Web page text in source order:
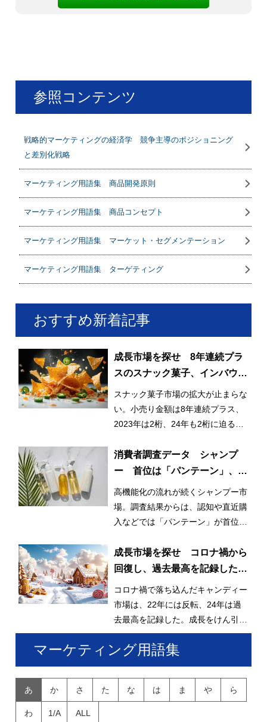
参照コンテンツ
戦略的マーケティングの経済学 競争主導のポジショニング
と差別化戦略
マーケティング用語集 商品開発原則
マーケティング用語集 商品コンセプト
マーケティング用語集 マーケット・セグメンテーション
マーケティング用語集 ターゲティング
おすすめ新着記事
成長市場を探せ 8年連続プラ
スのスナック菓子、インバウン
ドも貢献
スナック菓子市場の拡大が止まらな
い。小売り金額は8年連続プラス、
2023年は2桁、24年も2桁に迫る成
消費者調査データ シャンプ
ー 首位は「パンテーン」、迫
る「ラックス」、再購入意向に
は高機能ブランド並ぶ
高機能化の流れが続くシャンプー市
場。調査結果からは、認知や直近購
入などでは「パンテーン」が首位を
なブランドが上位に並んだ。
成長市場を探せ コロナ禍から
回復し、過去最高を記録したキ
ャンディー
コロナ禍で落ち込んだキャンディー
市場は、22年には反転、24年は過
去最高を記録した。成長をけん引し
ているのはグミキャンディーとみら
れている。
マーケティング用語集
あ か さ た な は ま や ら
わ 1/A ALL